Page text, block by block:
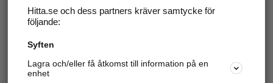
Hitta.se - Gratis nummerupplysning.
Sök företag, personer och platser.
Hitta.se och dess partners kräver samtycke för
följande:
Syften
Lagra och/eller få åtkomst till information på en
enhet